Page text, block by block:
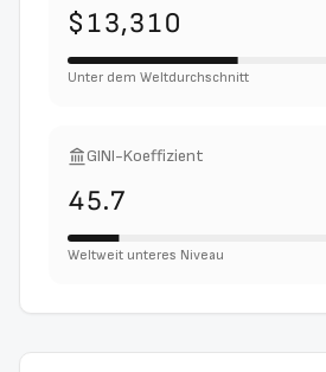
$13,310
Unter dem Weltdurchschnitt
GINI-Koeffizient
45.7
Weltweit unteres Niveau